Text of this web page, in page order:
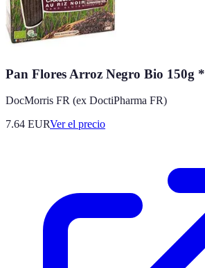
Pan Flores Arroz Negro Bio 150g *
DocMorris FR (ex DoctiPharma FR)
7.64 EURVer el precio